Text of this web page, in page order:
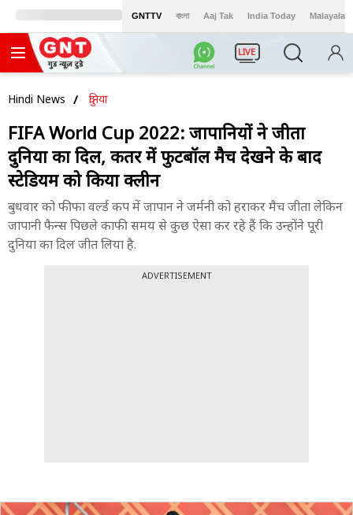
GNTTV বাংলা Aaj Tak India Today Malayalam
LIVE
Hindi News दुनिया
FIFA World Cup 2022: जापानियों ने जीता
दुनिया का दिल, कतर में फुटबॉल मैच देखने के बाद
स्टेडियम को किया क्लीन
बुधवार को फीफा वर्ल्ड कप में जापान ने जर्मनी को हराकर मैच जीता लेकिन
जापानी फैन्स पिछले काफी समय से कुछ ऐसा कर रहे हैं कि उन्होंने पूरी
दुनिया का दिल जीत लिया है.
ADVERTISEMENT